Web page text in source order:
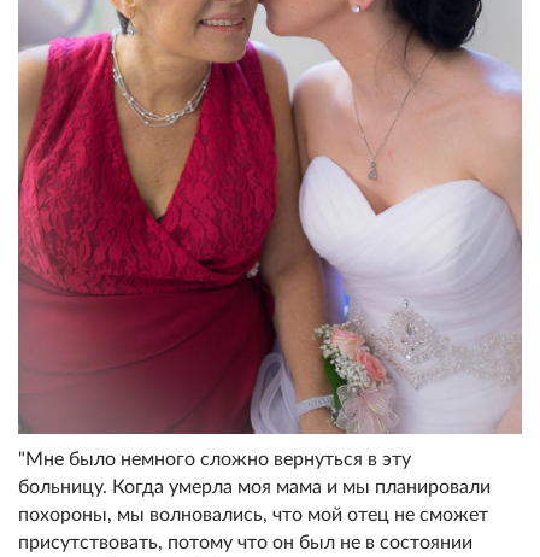
"Мне было немного сложно вернуться в эту
больницу. Когда умерла моя мама и мы планировали
похороны, мы волновались, что мой отец не сможет
присутствовать, потому что он был не в состоянии